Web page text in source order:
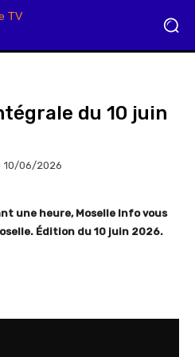
du 10 juin
10/06/2026
une heure, Moselle Info vous
Édition du 10 juin 2026.